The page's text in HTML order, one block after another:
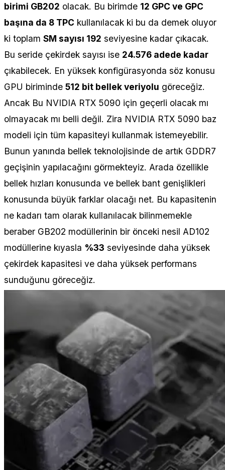
birimi GB202 olacak. Bu birimde 12 GPC ve GPC
başına da 8 TPC kullanılacak ki bu da demek oluyor
ki toplam SM sayısı 192 seviyesine kadar çıkacak.
Bu seride çekirdek sayısı ise 24.576 adede kadar
çıkabilecek. En yüksek konfigürasyonda söz konusu
GPU biriminde 512 bit bellek veriyolu göreceğiz.
Ancak Bu NVIDIA RTX 5090 için geçerli olacak mı
olmayacak mı belli değil. Zira NVIDIA RTX 5090 baz
modeli için tüm kapasiteyi kullanmak istemeyebilir.
Bunun yanında bellek teknolojisinde de artık GDDR7
geçişinin yapılacağını görmekteyiz. Arada özellikle
bellek hızları konusunda ve bellek bant genişlikleri
konusunda büyük farklar olacağı net. Bu kapasitenin
ne kadarı tam olarak kullanılacak bilinmemekle
beraber GB202 modüllerinin bir önceki nesil AD102
modüllerine kıyasla %33 seviyesinde daha yüksek
çekirdek kapasitesi ve daha yüksek performans
sunduğunu göreceğiz.